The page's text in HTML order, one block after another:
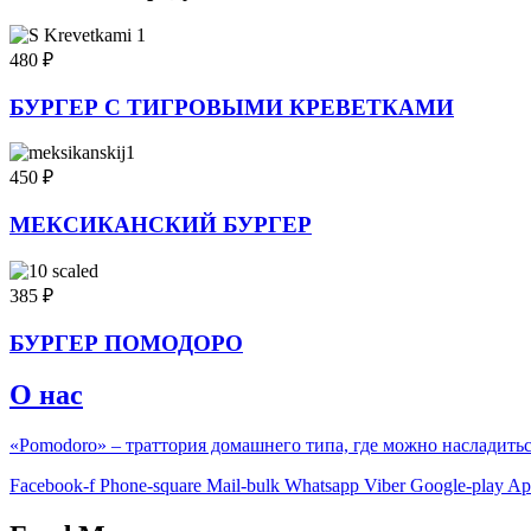
480 ₽
БУРГЕР С ТИГРОВЫМИ КРЕВЕТКАМИ
450 ₽
МЕКСИКАНСКИЙ БУРГЕР
385 ₽
БУРГЕР ПОМОДОРО
О нас
«Pomodoro» – траттория домашнего типа, где можно
Facebook-f Phone-square Mail-bulk Whatsapp Viber Google-play